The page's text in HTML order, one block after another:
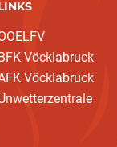
Vöcklabruck
Vöcklabruck